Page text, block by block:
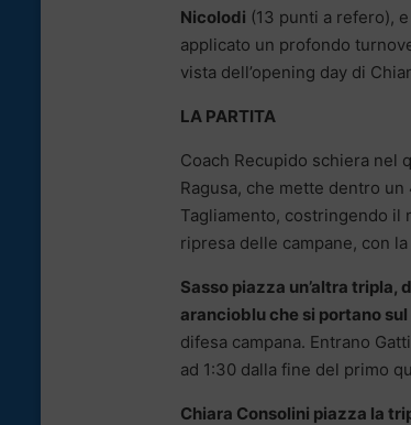
Nicolodi (13 punti a refero), e
applicato un profondo
vista dell’opening day di
LA PARTITA
Coach Recupido schiera nel
Ragusa, che mette dentro
Tagliamento, costringendo il
ripresa delle campane, con
Sasso piazza un’altra
arancioblu che si portano sul
difesa campana. Entrano
ad 1:30 dalla fine del primo
Chiara Consolini piazza la